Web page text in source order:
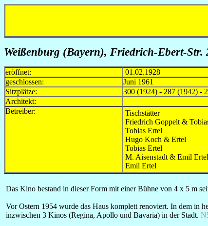
Weißenburg (Bayern), Friedrich-Ebert-Str.
eröffnet:
01.02.1928
geschlossen:
Juni 1961
Sitzplätze:
300 (1924) - 287 (1942) -
Architekt:
Betreiber:
Tischstätter
Friedrich Goppelt &
Tobias Ertel
Hugo Koch & Ertel
Tobias Ertel
M. Aisenstadt & Emil Ertel
Emil Ertel
Das Kino bestand in dieser Form mit einer Bühne von 4 x 5 m
Vor Ostern 1954 wurde das Haus komplett renoviert. In dem in
inzwischen 3 Kinos (Regina, Apollo und Bavaria) in der Stadt.